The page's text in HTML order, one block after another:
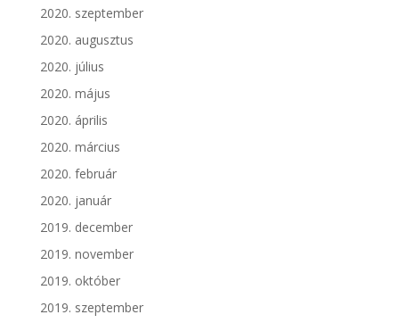
2020. szeptember
2020. augusztus
2020. július
2020. május
2020. április
2020. március
2020. február
2020. január
2019. december
2019. november
2019. október
2019. szeptember